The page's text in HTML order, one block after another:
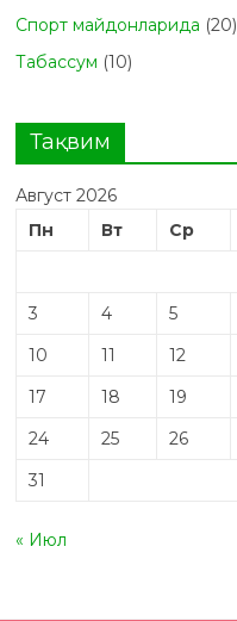
Спорт майдонларида (20)
Табасcум (10)
Тақвим
Август 2026
Пн
Вт Ср
3
4 5
10
11 12
17
18 19
24
25 26
31
« Июл